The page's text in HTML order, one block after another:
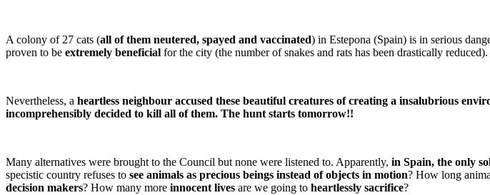
A colony of 27 cats (all of them neutered, spayed and vaccinated) in Estepona (Spain) is in serious
proven to be extremely beneficial for the city (the number of snakes and rats has been drastically reduced).
Nevertheless, a heartless neighbour accused these beautiful creatures of creating a insalubrious
incomprehensibly decided to kill all of them. The hunt starts tomorrow!!
Many alternatives were brought to the Council but none were listened to. Apparently, in Spain, the only
specistic country refuses to see animals as precious beings instead of objects in motion? How long
decision makers? How many more innocent lives are we going to heartlessly sacrifice?